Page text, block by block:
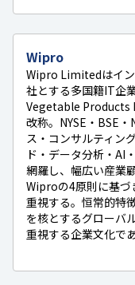
Wipro
Wipro Limitedはイ
社とする多国籍IT企
Vegetable Products
改称。NYSE・BSE
ス・コンサルティン
ド・データ分析・AI
網羅し、幅広い産業
Wiproの4原則に基づ
重視する。恒常的特
を核とするグローバ
重視する企業文化であ